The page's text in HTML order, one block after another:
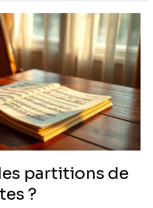
partitions de
?